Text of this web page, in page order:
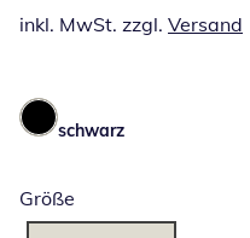
inkl. MwSt. zzgl. Versand
schwarz
Größe